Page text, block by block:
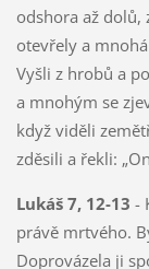
odshora až dolů,
otevřely a
Vyšli z hrobů a
a mnohým se
když viděli
zděsili a řekli:
Lukáš 7, 12-13 -
právě mrtvého.
Doprovázela ji